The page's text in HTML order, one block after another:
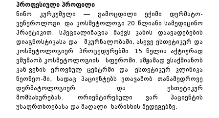
პროფესიული პროფილი
ნინო კურკუმული — გამოცდილი ექიმი დერმატო-
ვენეროლოგი და კოსმეტოლოგი 20 წლიანი სამედიცინო
პრაქტიკით. სპეციალიზაცია მაქვს კანის დაავადებების
დიაგნოსტიკასა და მკურნალობაში, ასევე ესთეტიკურ და
კოსმეტოლოგიურ პროცედურებში. 15 წელია აქტიურად
ვმუშაობ კოსმეტოლოგიის სფეროში. ამჟამად ვსაქმიანობ
კან-ვენის ეროვნულ ცენტრში და ესთეტიკურ კლინიკა
ნეონეო-ში, სადაც პაციენტებს ვთავაზობ თანამედროვე
დერმატოლოგიურ და ესთეტიკურ
მომსახურებას. ორიენტირებული ვარ პაციენტის
უსაფრთხოებასა და მაღალი ხარისხის შედეგებზე.